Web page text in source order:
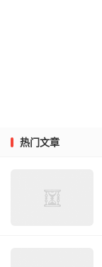
热门文章